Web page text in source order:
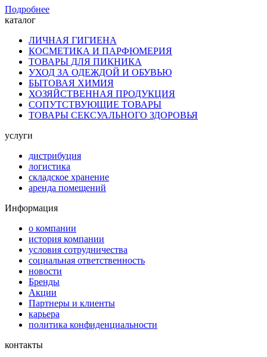
Подробнее
каталог
ЛИЧНАЯ ГИГИЕНА
КОСМЕТИКА И ПАРФЮМЕРИЯ
ТОВАРЫ ДЛЯ ПИКНИКА
УХОД ЗА ОДЕЖДОЙ И ОБУВЬЮ
БЫТОВАЯ ХИМИЯ
ХОЗЯЙСТВЕННАЯ ПРОДУКЦИЯ
СОПУТСТВУЮЩИЕ ТОВАРЫ
ТОВАРЫ СЕКСУАЛЬНОГО ЗДОРОВЬЯ
услуги
дистрибуция
логистика
складское хранение
аренда помещений
Информация
о компании
история компании
условия сотрудничества
социальная ответственность
новости
Бренды
Акции
Партнеры и клиенты
карьера
политика конфиденциальности
контакты